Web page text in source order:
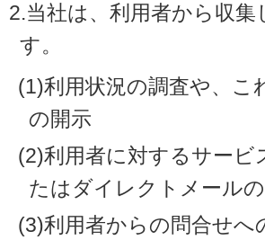
2.当社は、利用者から収
す。
(1)利用状況の調査や、こ
の開示
(2)利用者に対するサー
たはダイレクトメール
(3)利用者からの問合せへ